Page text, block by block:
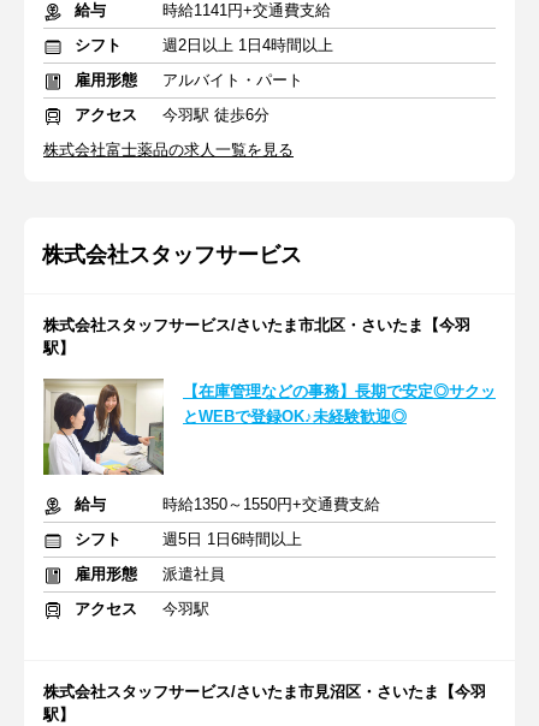
給与
時給1141円+交通費支給
シフト
週2日以上 1日4時間以上
雇用形態
アルバイト・パート
アクセス
今羽駅 徒歩6分
株式会社富士薬品の求人一覧を見る
株式会社スタッフサービス
株式会社スタッフサービス/さいたま市北区・さいたま【今羽
駅】
【在庫管理などの事務】長期で安定◎サクッ
とWEBで登録OK♪未経験歓迎◎
給与
時給1350～1550円+交通費支給
シフト
週5日 1日6時間以上
雇用形態
派遣社員
アクセス
今羽駅
株式会社スタッフサービス/さいたま市見沼区・さいたま【今羽
駅】